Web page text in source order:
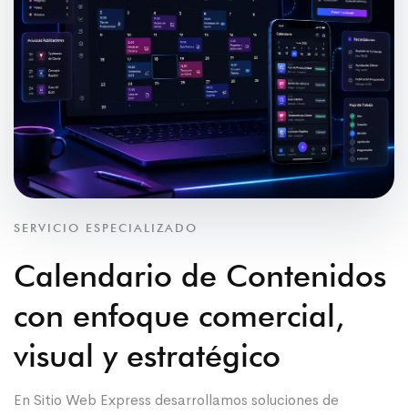
SERVICIO ESPECIALIZADO
Calendario de Contenidos
con enfoque comercial,
visual y estratégico
En Sitio Web Express desarrollamos soluciones de